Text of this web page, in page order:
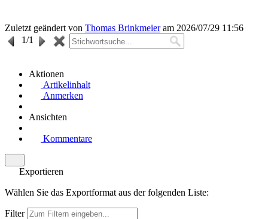
Zuletzt geändert von Thomas Brinkmeieram 2026/07/29 11:56
1/1
Aktionen
Artikelinhalt
Anmerken
Ansichten
Kommentare
Exportieren
Wählen Sie das Exportformat aus der folgenden Liste:
Filter